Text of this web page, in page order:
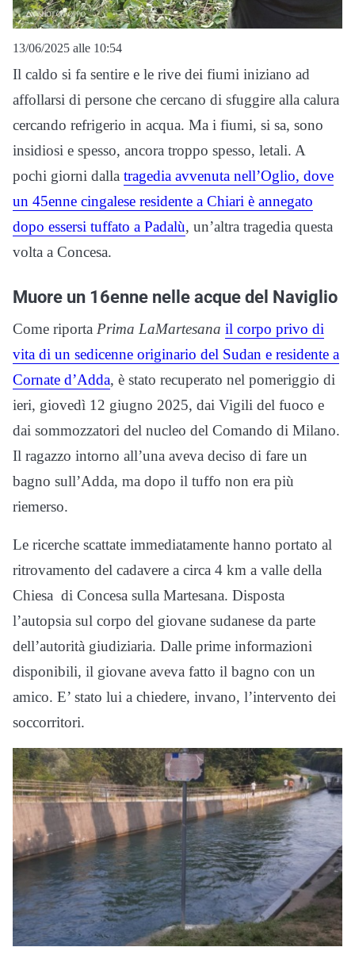
13/06/2025 alle 10:54
Il caldo si fa sentire e le rive dei fiumi iniziano ad
affollarsi di persone che cercano di sfuggire alla calura
cercando refrigerio in acqua. Ma i fiumi, si sa, sono
insidiosi e spesso, ancora troppo spesso, letali. A
pochi giorni dalla tragedia avvenuta nell’Oglio, dove
un 45enne cingalese residente a Chiari è annegato
dopo essersi tuffato a Padalù, un’altra tragedia questa
volta a Concesa.
Muore un 16enne nelle acque del Naviglio
Come riporta Prima LaMartesana il corpo privo di
vita di un sedicenne originario del Sudan e residente a
Cornate d’Adda, è stato recuperato nel pomeriggio di
ieri, giovedì 12 giugno 2025, dai Vigili del fuoco e
dai sommozzatori del nucleo del Comando di Milano.
Il ragazzo intorno all’una aveva deciso di fare un
bagno sull’Adda, ma dopo il tuffo non era più
riemerso.
Le ricerche scattate immediatamente hanno portato al
ritrovamento del cadavere a circa 4 km a valle della
Chiesa di Concesa sulla Martesana. Disposta
l’autopsia sul corpo del giovane sudanese da parte
dell’autorità giudiziaria. Dalle prime informazioni
disponibili, il giovane aveva fatto il bagno con un
amico. E’ stato lui a chiedere, invano, l’intervento dei
soccorritori.